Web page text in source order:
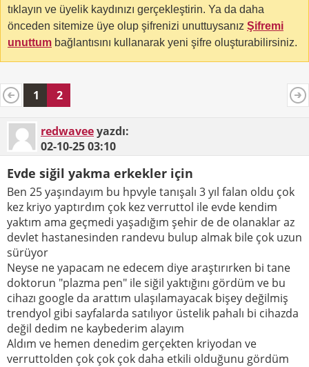
tıklayın ve üyelik kaydınızı gerçekleştirin. Ya da daha
önceden sitemize üye olup şifrenizi unuttuysanız Şifremi
unuttum bağlantısını kullanarak yeni şifre oluşturabilirsiniz.
1 2
redwaveeyazdı:
02-10-2503:10
Evde siğil yakma erkekler için
Ben 25 yaşındayım bu hpvyle tanışalı 3 yıl falan oldu çok
kez kriyo yaptırdım çok kez verruttol ile evde kendim
yaktım ama geçmedi yaşadığım şehir de de olanaklar az
devlet hastanesinden randevu bulup almak bile çok uzun
sürüyor
Neyse ne yapacam ne edecem diye araştırırken bi tane
doktorun "plazma pen" ile siğil yaktığını gördüm ve bu
cihazı google da arattım ulaşılamayacak bişey değilmiş
trendyol gibi sayfalarda satılıyor üstelik pahalı bi cihazda
değil dedim ne kaybederim alayım
Aldım ve hemen denedim gerçekten kriyodan ve
verruttolden çok çok çok daha etkili olduğunu gördüm